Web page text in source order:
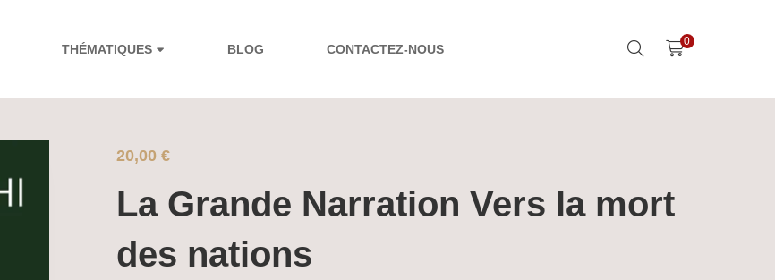
THÉMATIQUES BLOG CONTACTEZ-NOUS
0
20,00€
La Grande Narration Vers la mort
des nations